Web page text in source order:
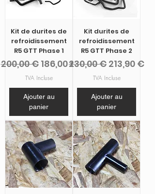
Kit de durites de
refroidissement
R5 GTT Phase 1
Prix original
200,00 € Prix promotionnel
186,00 €
TVA Incluse
Ajouter au
panier
Kit durites de
refroidissement
R5 GTT Phase 2
Prix original
230,00 € Prix
213,90 €
TVA Incluse
Ajouter au
panier